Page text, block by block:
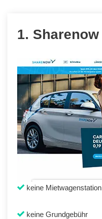
1. Sharenow
keine Mietwagenstation
keine Grundgebühr